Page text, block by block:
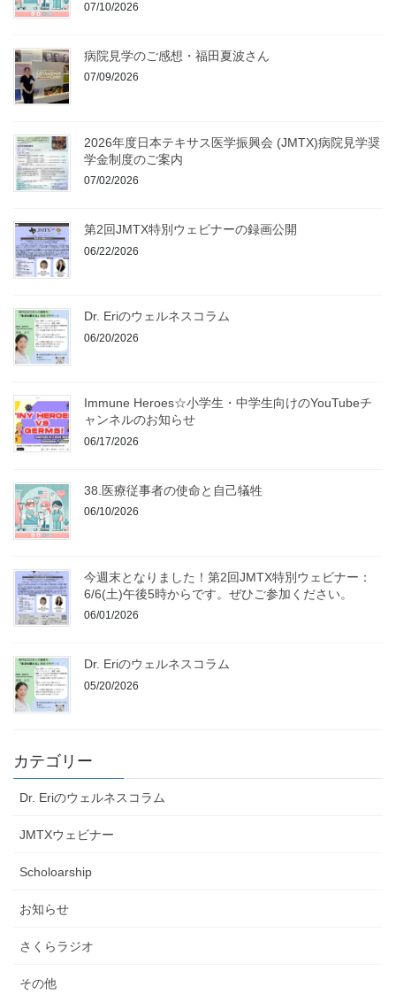
07/10/2026
病院見学のご感想・福田夏波さん
07/09/2026
2026年度日本テキサス医学振興会 (JMTX)病院見学奨
学金制度のご案内
07/02/2026
第2回JMTX特別ウェビナーの録画公開
06/22/2026
Dr. Eriのウェルネスコラム
06/20/2026
Immune Heroes☆小学生・中学生向けのYouTubeチ
ャンネルのお知らせ
06/17/2026
38.医療従事者の使命と自己犠牲
06/10/2026
今週末となりました！第2回JMTX特別ウェビナー：
6/6(土)午後5時からです。ぜひご参加ください。
06/01/2026
Dr. Eriのウェルネスコラム
05/20/2026
カテゴリー
Dr. Eriのウェルネスコラム
JMTXウェビナー
Scholoarship
お知らせ
さくらラジオ
その他